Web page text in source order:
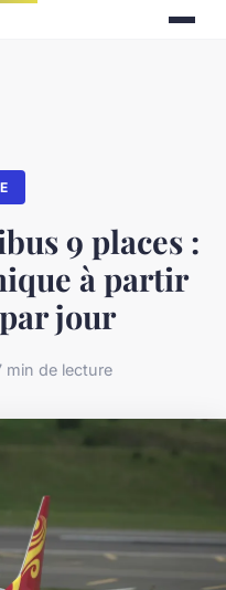
9 places :
à partir
jour
min de lecture